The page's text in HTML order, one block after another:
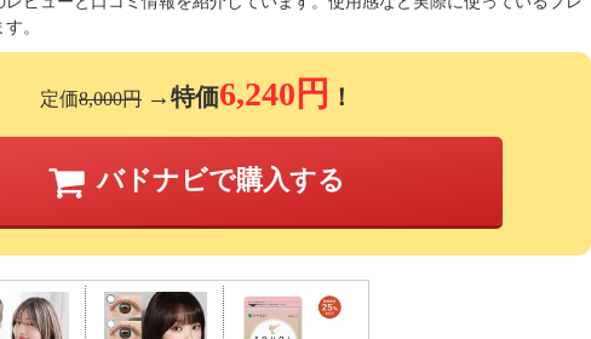
。
定価8,000円 →特価6,240円 ！
バドナビで購入する